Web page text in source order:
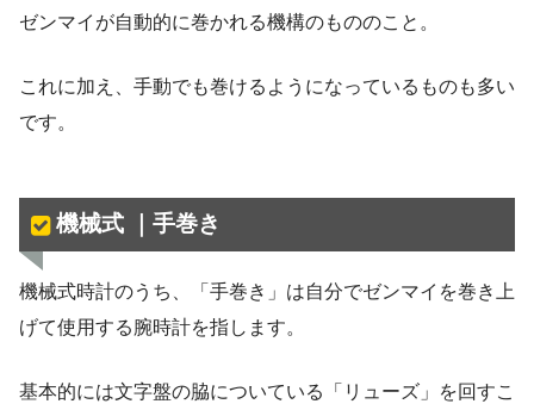
ゼンマイが自動的に巻かれる機構のもののこと。
これに加え、手動でも巻けるようになっているものも多い
です。
機械式 ｜手巻き
機械式時計のうち、「手巻き」は自分でゼンマイを巻き上
げて使用する腕時計を指します。
基本的には文字盤の脇についている「リューズ」を回すこ